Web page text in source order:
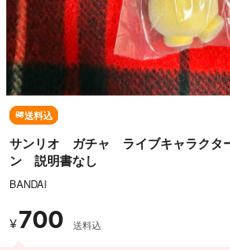
送料込
サンリオ ガチャ ライブキャラクタ
ン 説明書なし
BANDAI
¥700 送料込